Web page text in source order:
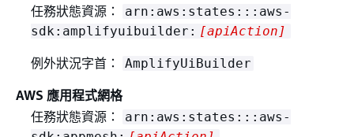
任務狀態資源：
arn:aws:states:::aws-
sdk:amplifyuibuilder: [apiAction]
例外狀況字首： AmplifyUiBuilder
AWS 應用程式網格
任務狀態資源：
arn:aws:states:::aws-